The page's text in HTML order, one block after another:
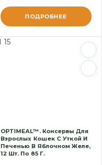
ПОДРОБНЕЕ
OPTIMEAL™. Консервы Для
Взрослых Кошек С Уткой И
Печенью В Яблочном Желе,
12 Шт. По 85 Г.